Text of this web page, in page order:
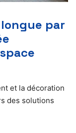
par
et la décoration
des solutions